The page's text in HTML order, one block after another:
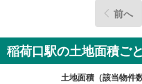
前へ
稲荷口駅の土地面積ご
土地面積（該当物件数